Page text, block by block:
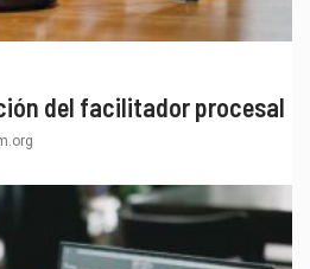
del facilitador procesal